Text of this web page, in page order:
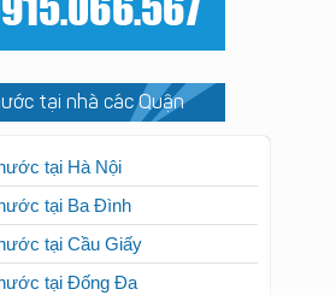
tại nhà các Quận
tại Hà Nội
tại Ba Đình
tại Cầu Giấy
tại Đống Đa